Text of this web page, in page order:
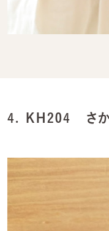
4. KH204 さか